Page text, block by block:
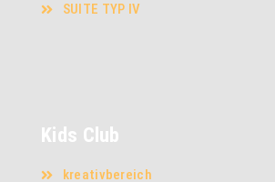
SUITE TYP IV
Kids Club
kreativbereich